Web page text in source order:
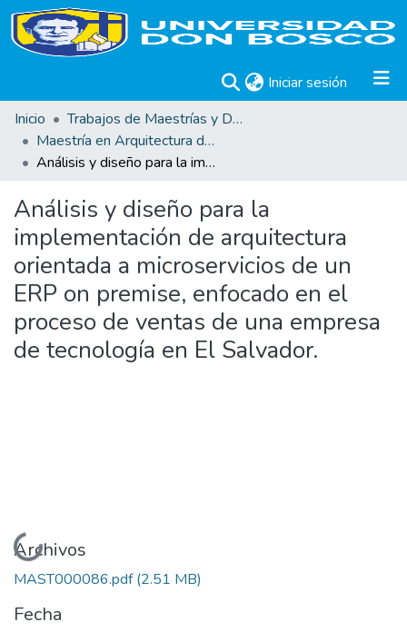
Iniciar sesión (current)
Inicio
Trabajos de Maestrías y Doctorados
Maestría en Arquitectura de Software
Análisis y diseño para la implementación de arquitectura orientada a microservicios de un ERP on premise, enfocado en el proceso de ventas de una empresa de tecnología en El Salvador.
Análisis y diseño para la
implementación de arquitectura
orientada a microservicios de un
ERP on premise, enfocado en el
proceso de ventas de una empresa
de tecnología en El Salvador.
Cargando...
Archivos
MAST000086.pdf(2.51 MB)
Fecha